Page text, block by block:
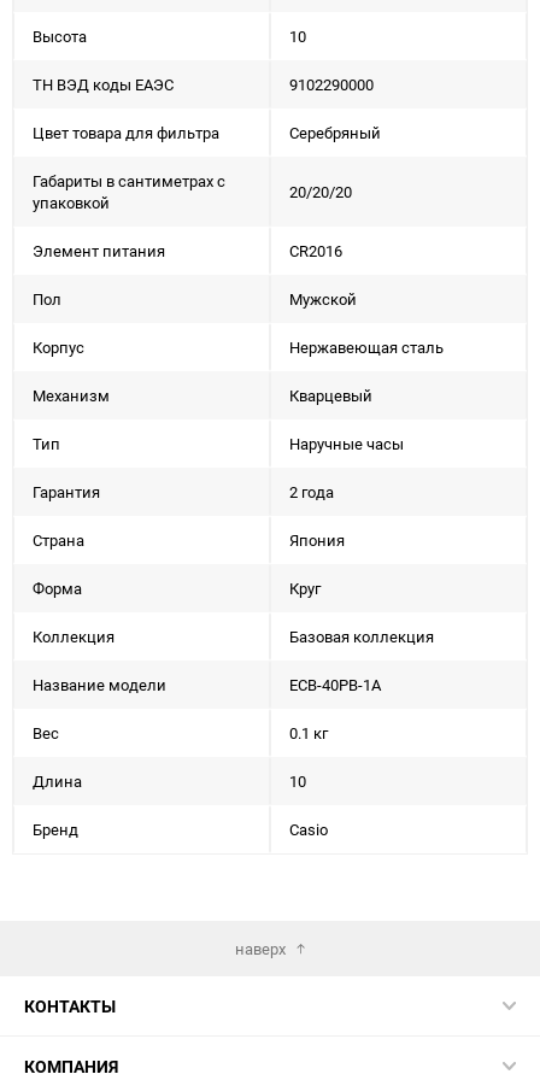
Высота 10
ТН ВЭД коды ЕАЭС 9102290000
Цвет товара для фильтра Серебряный
Габариты в сантиметрах с
упаковкой
20/20/20
Элемент питания CR2016
Пол Мужской
Корпус Нержавеющая сталь
Механизм Кварцевый
Тип Наручные часы
Гарантия 2 года
Страна Япония
Форма Круг
Коллекция Базовая коллекция
Название модели ECB-40PB-1A
Вес 0.1 кг
Длина 10
Бренд Casio
наверх
КОНТАКТЫ
КОМПАНИЯ